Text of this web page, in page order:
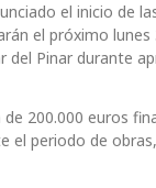
el inicio de
el próximo lunes
Pinar durante
200.000 euros
el periodo de